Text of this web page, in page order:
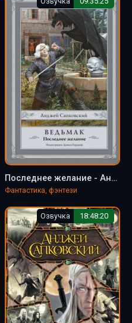
Последнее желание - Анджей Сапковский
Фантастика, фэнтези
Озвучка 18:48:20